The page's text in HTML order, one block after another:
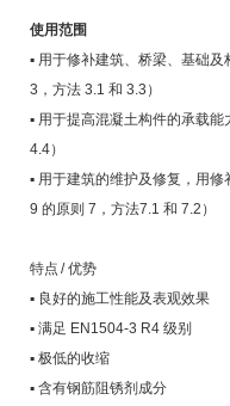
使用范围
▪ 用于修补建筑、桥梁、基础
3，方法 3.1 和 3.3）
▪ 用于提高混凝土构件的承载
4.4）
▪ 用于建筑的维护及修复，用
9 的原则 7，方法7.1 和 7.2）
特点 / 优势
▪ 良好的施工性能及表观效果
▪ 满足 EN1504-3 R4 级别
▪ 极低的收缩
▪ 含有钢筋阻锈剂成分